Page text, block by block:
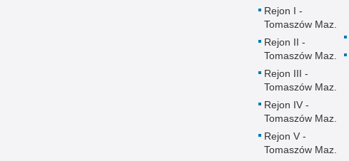
Rejon I -
Tomaszów Maz.
Rejon II -
Tomaszów Maz.
Rejon III -
Tomaszów Maz.
Rejon IV -
Tomaszów Maz.
Rejon V -
Tomaszów Maz.